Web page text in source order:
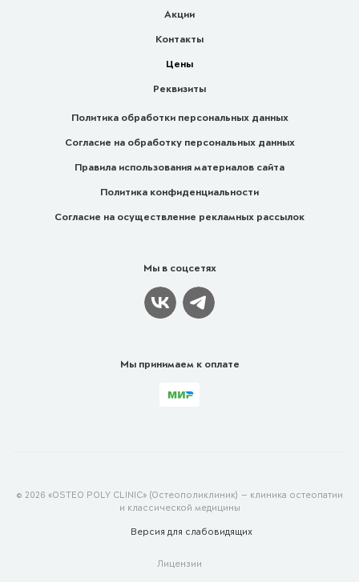
Акции
Контакты
Цены
Реквизиты
Политика обработки персональных данных
Согласие на обработку персональных данных
Правила использования материалов сайта
Политика конфиденциальности
Согласие на осуществление рекламных рассылок
Мы в соцсетях
Мы принимаем к оплате
© 2026 «OSTEO POLY CLINIC» (Остеополиклиник) — клиника остеопатии
и классической медицины
Версия для слабовидящих
Лицензии